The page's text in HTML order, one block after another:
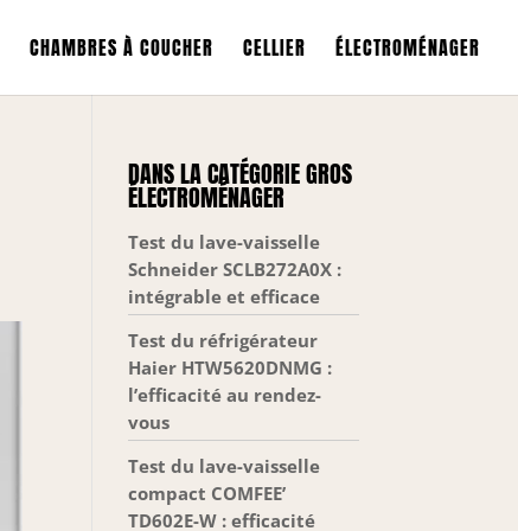
CHAMBRES À COUCHER CELLIER ÉLECTROMÉNAGER
DANS LA CATÉGORIE GROS
ÉLECTROMÉNAGER
Test du lave-vaisselle
Schneider SCLB272A0X :
intégrable et efficace
Test du réfrigérateur
Haier HTW5620DNMG :
l’efficacité au rendez-
vous
Test du lave-vaisselle
compact COMFEE’
TD602E-W : efficacité